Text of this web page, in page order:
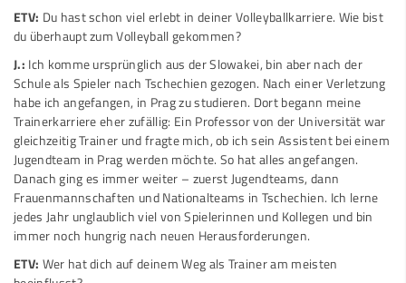
ETV: Du hast schon viel erlebt in deiner Volleyballkarriere. Wie bist
du überhaupt zum Volleyball gekommen?
J.: Ich komme ursprünglich aus der Slowakei, bin aber nach der
Schule als Spieler nach Tschechien gezogen. Nach einer Verletzung
habe ich angefangen, in Prag zu studieren. Dort begann meine
Trainerkarriere eher zufällig: Ein Professor von der Universität war
gleichzeitig Trainer und fragte mich, ob ich sein Assistent bei einem
Jugendteam in Prag werden möchte. So hat alles angefangen.
Danach ging es immer weiter – zuerst Jugendteams, dann
Frauenmannschaften und Nationalteams in Tschechien. Ich lerne
jedes Jahr unglaublich viel von Spielerinnen und Kollegen und bin
immer noch hungrig nach neuen Herausforderungen.
ETV: Wer hat dich auf deinem Weg als Trainer am meisten